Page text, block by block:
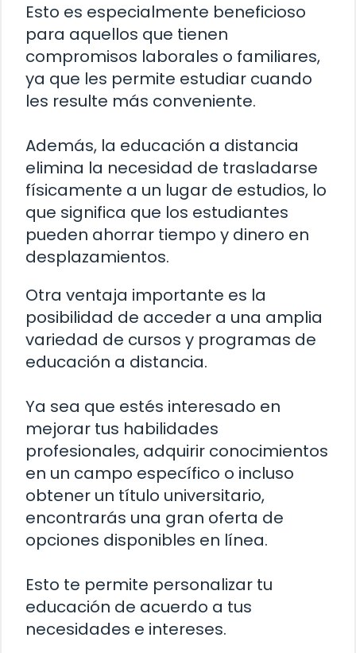
Esto es especialmente beneficioso
para aquellos que tienen
compromisos laborales o familiares,
ya que les permite estudiar cuando
les resulte más conveniente.
Además, la educación a distancia
elimina la necesidad de trasladarse
físicamente a un lugar de estudios, lo
que significa que los estudiantes
pueden ahorrar tiempo y dinero en
desplazamientos.
Otra ventaja importante es la
posibilidad de acceder a una amplia
variedad de cursos y programas de
educación a distancia.
Ya sea que estés interesado en
mejorar tus habilidades
profesionales, adquirir conocimientos
en un campo específico o incluso
obtener un título universitario,
encontrarás una gran oferta de
opciones disponibles en línea.
Esto te permite personalizar tu
educación de acuerdo a tus
necesidades e intereses.